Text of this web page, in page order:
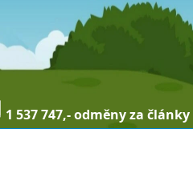
1 537 747,- odměny za články